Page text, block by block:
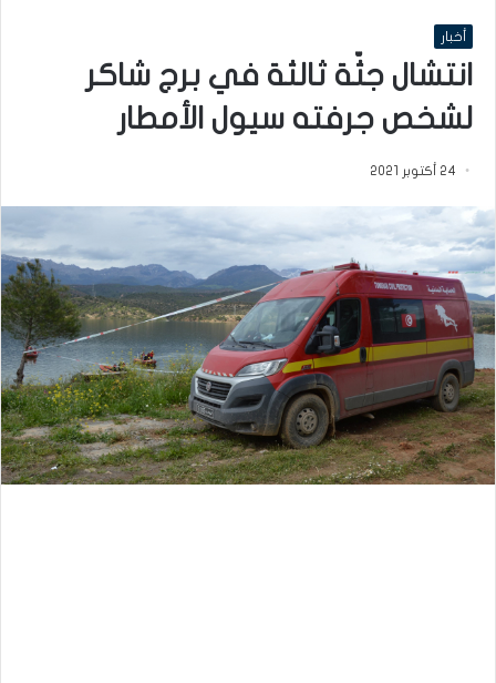
أخبار
انتشال جثّة ثالثة في برج شاكر
لشخص جرفته سيول الأمطار
24 أكتوبر 2021